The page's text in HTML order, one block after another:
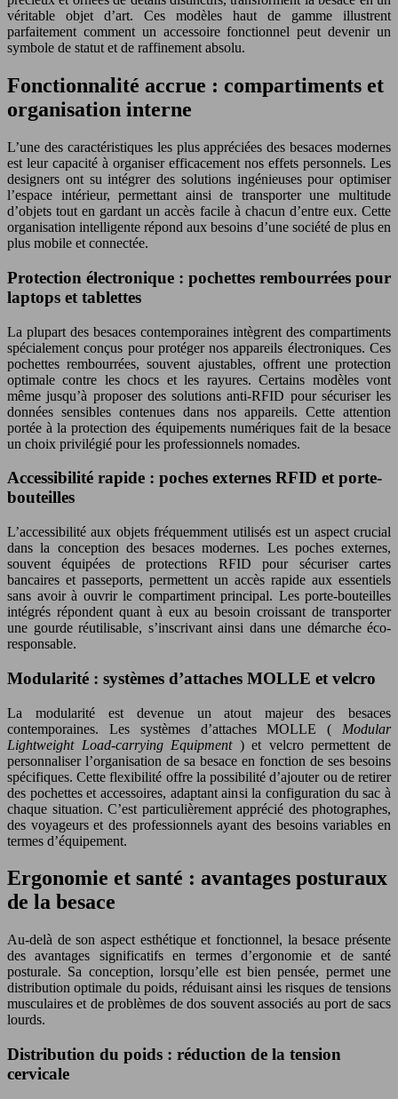
véritable objet d’art. Ces modèles haut de gamme illustrent
parfaitement comment un accessoire fonctionnel peut devenir un
symbole de statut et de raffinement absolu.
Fonctionnalité accrue : compartiments et
organisation interne
L’une des caractéristiques les plus appréciées des besaces modernes
est leur capacité à organiser efficacement nos effets personnels. Les
designers ont su intégrer des solutions ingénieuses pour optimiser
l’espace intérieur, permettant ainsi de transporter une multitude
d’objets tout en gardant un accès facile à chacun d’entre eux. Cette
organisation intelligente répond aux besoins d’une société de plus en
plus mobile et connectée.
Protection électronique : pochettes rembourrées pour
laptops et tablettes
La plupart des besaces contemporaines intègrent des compartiments
spécialement conçus pour protéger nos appareils électroniques. Ces
pochettes rembourrées, souvent ajustables, offrent une protection
optimale contre les chocs et les rayures. Certains modèles vont
même jusqu’à proposer des solutions anti-RFID pour sécuriser les
données sensibles contenues dans nos appareils. Cette attention
portée à la protection des équipements numériques fait de la besace
un choix privilégié pour les professionnels nomades.
Accessibilité rapide : poches externes RFID et porte-
bouteilles
L’accessibilité aux objets fréquemment utilisés est un aspect crucial
dans la conception des besaces modernes. Les poches externes,
souvent équipées de protections RFID pour sécuriser cartes
bancaires et passeports, permettent un accès rapide aux essentiels
sans avoir à ouvrir le compartiment principal. Les porte-bouteilles
intégrés répondent quant à eux au besoin croissant de transporter
une gourde réutilisable, s’inscrivant ainsi dans une démarche éco-
responsable.
Modularité : systèmes d’attaches MOLLE et velcro
La modularité est devenue un atout majeur des besaces
contemporaines. Les systèmes d’attaches MOLLE ( Modular
Lightweight Load-carrying Equipment ) et velcro permettent de
personnaliser l’organisation de sa besace en fonction de ses besoins
spécifiques. Cette flexibilité offre la possibilité d’ajouter ou de retirer
des pochettes et accessoires, adaptant ainsi la configuration du sac à
chaque situation. C’est particulièrement apprécié des photographes,
des voyageurs et des professionnels ayant des besoins variables en
termes d’équipement.
Ergonomie et santé : avantages posturaux
de la besace
Au-delà de son aspect esthétique et fonctionnel, la besace présente
des avantages significatifs en termes d’ergonomie et de santé
posturale. Sa conception, lorsqu’elle est bien pensée, permet une
distribution optimale du poids, réduisant ainsi les risques de tensions
musculaires et de problèmes de dos souvent associés au port de sacs
lourds.
Distribution du poids : réduction de la tension
cervicale